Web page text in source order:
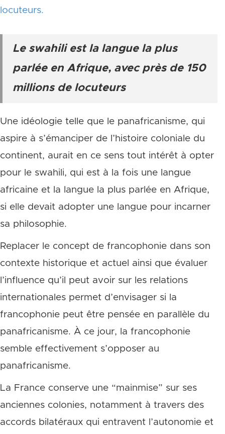
locuteurs.
Le swahili est la langue la plus
parlée en Afrique, avec près de 150
millions de locuteurs
Une idéologie telle que le panafricanisme, qui
aspire à s’émanciper de l’histoire coloniale du
continent, aurait en ce sens tout intérêt à opter
pour le swahili, qui est à la fois une langue
africaine et la langue la plus parlée en Afrique,
si elle devait adopter une langue pour incarner
sa philosophie.
Replacer le concept de francophonie dans son
contexte historique et actuel ainsi que évaluer
l’influence qu’il peut avoir sur les relations
internationales permet d’envisager si la
francophonie peut être pensée en parallèle du
panafricanisme. À ce jour, la francophonie
semble effectivement s’opposer au
panafricanisme.
La France conserve une “mainmise” sur ses
anciennes colonies, notamment à travers des
accords bilatéraux qui entravent l’autonomie et